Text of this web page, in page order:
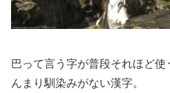
巴って言う字が普段それほど
んまり馴染みがない漢字。